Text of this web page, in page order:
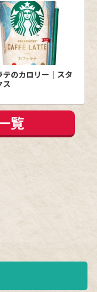
テのカロリー｜スタ
ス
覧